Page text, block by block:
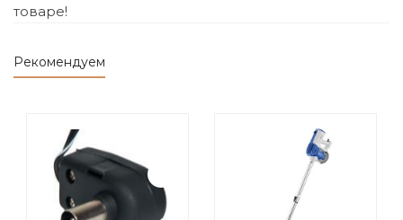
товаре!
Рекомендуем